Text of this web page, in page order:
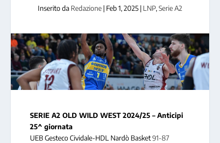
Inserito da Redazione | Feb 1, 2025 | LNP, Serie A2
SERIE A2 OLD WILD WEST 2024/25 – Anticipi
25^ giornata
UEB Gesteco Cividale-HDL Nardò Basket91-87